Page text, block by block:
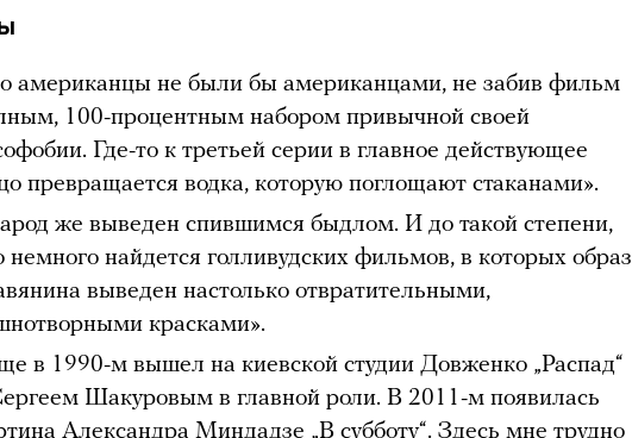
американцы не были бы американцами, не забив фильм
100-процентным набором привычной своей
Где-то к третьей серии в главное действующее
превращается водка, которую поглощают стаканами».
же выведен спившимся быдлом. И до такой степени,
немного найдется голливудских фильмов, в которых образ
выведен настолько отвратительными,
красками».
в 1990-м вышел на киевской студии Довженко „Распад“
Шакуровым в главной роли. В 2011-м появилась
Александра Миндадзе „В субботу“. Здесь мне трудно